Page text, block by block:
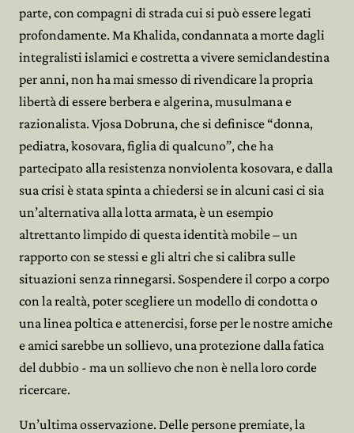
parte, con compagni di strada cui si può essere legati
profondamente. Ma Khalida, condannata a morte dagli
integralisti islamici e costretta a vivere semiclandestina
per anni, non ha mai smesso di rivendicare la propria
libertà di essere berbera e algerina, musulmana e
razionalista. Vjosa Dobruna, che si definisce “donna,
pediatra, kosovara, figlia di qualcuno”, che ha
partecipato alla resistenza nonviolenta kosovara, e dalla
sua crisi è stata spinta a chiedersi se in alcuni casi ci sia
un’alternativa alla lotta armata, è un esempio
altrettanto limpido di questa identità mobile – un
rapporto con se stessi e gli altri che si calibra sulle
situazioni senza rinnegarsi. Sospendere il corpo a corpo
con la realtà, poter scegliere un modello di condotta o
una linea poltica e attenercisi, forse per le nostre amiche
e amici sarebbe un sollievo, una protezione dalla fatica
del dubbio - ma un sollievo che non è nella loro corde
ricercare.
Un’ultima osservazione. Delle persone premiate, la